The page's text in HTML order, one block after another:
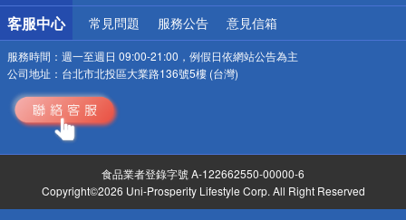
客服中心 常見問題 服務公告 意見信箱
服務時間： 週一至週日 09:00-21:00，例假日依網站公告為主
公司地址： 台北市北投區大業路136號5樓 (台灣)
食品業者登錄字號 A-122662550-00000-6
Copyright©2026 Uni-Prosperity Lifestyle Corp. All Right Reserved